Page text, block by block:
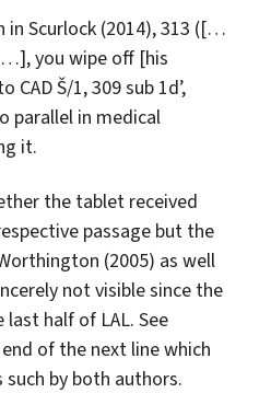
in Scurlock (2014), 313 ([…
you wipe off [his
Š/1, 309 sub 1d’,
parallel in medical
it.
the tablet received
passage but the
(2005) as well
not visible since the
half of LAL. See
of the next line which
such by both authors.